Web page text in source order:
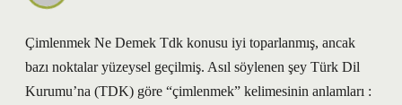
Çimlenmek Ne Demek Tdk konusu iyi toparlanmış, ancak
bazı noktalar yüzeysel geçilmiş. Asıl söylenen şey Türk Dil
Kurumu’na (TDK) göre “çimlenmek” kelimesinin anlamları :